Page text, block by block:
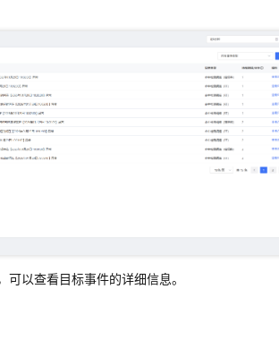
可以查看目标事件的详细信息。